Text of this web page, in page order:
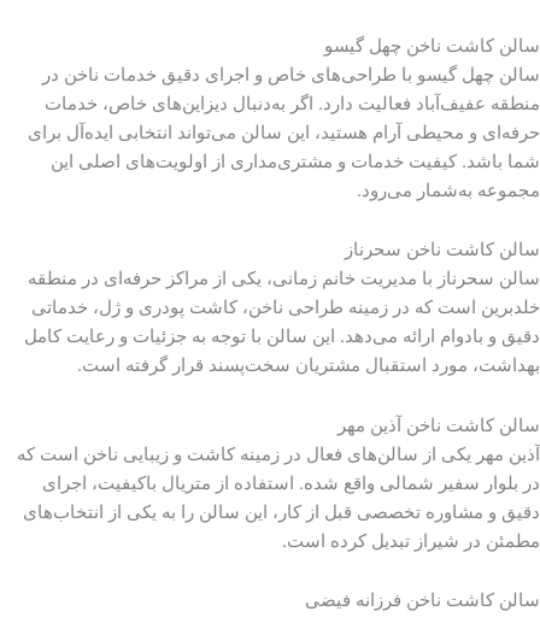
سالن کاشت ناخن چهل گیسو
سالن چهل گیسو با طراحی‌های خاص و اجرای دقیق خدمات ناخن در
منطقه عفیف‌آباد فعالیت دارد. اگر به‌دنبال دیزاین‌های خاص، خدمات
حرفه‌ای و محیطی آرام هستید، این سالن می‌تواند انتخابی ایده‌آل برای
شما باشد. کیفیت خدمات و مشتری‌مداری از اولویت‌های اصلی این
مجموعه به‌شمار می‌رود.
سالن کاشت ناخن سحرناز
سالن سحرناز با مدیریت خانم زمانی، یکی از مراکز حرفه‌ای در منطقه
خلدبرین است که در زمینه طراحی ناخن، کاشت پودری و ژل، خدماتی
دقیق و بادوام ارائه می‌دهد. این سالن با توجه به جزئیات و رعایت کامل
بهداشت، مورد استقبال مشتریان سخت‌پسند قرار گرفته است.
سالن کاشت ناخن آذین مهر
آذین مهر یکی از سالن‌های فعال در زمینه کاشت و زیبایی ناخن است که
در بلوار سفیر شمالی واقع شده. استفاده از متریال باکیفیت، اجرای
دقیق و مشاوره تخصصی قبل از کار، این سالن را به یکی از انتخاب‌های
مطمئن در شیراز تبدیل کرده است.
سالن کاشت ناخن فرزانه فیضی